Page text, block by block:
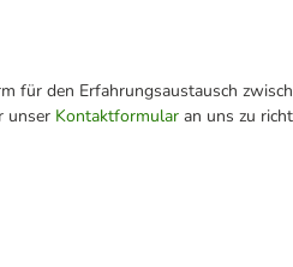
für den Erfahrungsaustausch
unser Kontaktformular an uns zu